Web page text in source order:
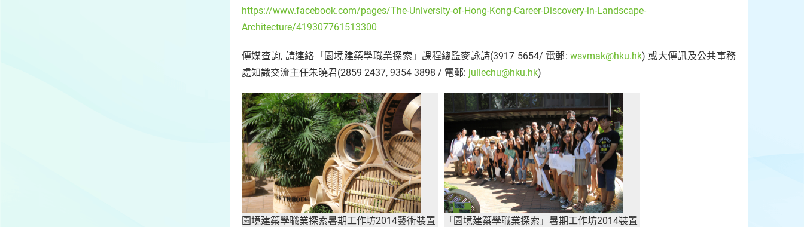
https://www.facebook.com/pages/The-University-of-Hong-Kong-Career-Discovery-in-Landscape-
Architecture/419307761513300
傳媒查詢, 請連絡「園境建築學職業探索」課程總監麥詠詩(3917 5654/ 電郵:wsvmak@hku.hk) 或大傳訊及公共事務
處知識交流主任朱曉君(2859 2437, 9354 3898 / 電郵: juliechu@hku.hk)
園境建築學職業探索暑期工作坊2014藝術裝置
「園境建築學職業探索」暑期工作坊2014裝置